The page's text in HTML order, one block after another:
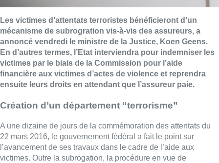
Les victimes d’attentats terroristes bénéficieront d’un
mécanisme de subrogration vis-à-vis des assureurs, a
annoncé vendredi le ministre de la Justice, Koen Geens.
En d’autres termes, l’Etat interviendra pour indemniser les
victimes par le biais de la Commission pour l’aide
financière aux victimes d’actes de violence et reprendra
ensuite leurs droits en attendant que l’assureur paie.
Création d’un département “terrorisme”
A une dizaine de jours de la commémoration des attentats du
22 mars 2016, le gouvernement fédéral a fait le point sur
l’avancement de ses travaux dans le cadre de l’aide aux
victimes. Outre la subrogation, la procédure en vue de